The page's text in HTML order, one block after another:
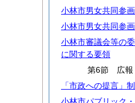
小林市男女共同参
小林市男女共同参
小林市審議会等の
に関する要領
第6節 広報
「市政への提言」